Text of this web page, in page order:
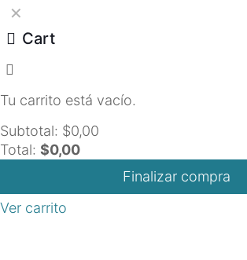
✕
Cart
Tu carrito está vacío.
Subtotal: $0,00
Total: $0,00
Finalizar compra
Ver carrito